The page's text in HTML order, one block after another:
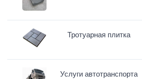
Тротуарная плитка
Услуги автотранспорта